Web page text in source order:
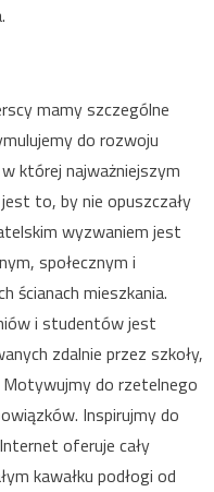
mamy szczególne
do rozwoju
której najważniejszym
to, by nie opuszczały
wyzwaniem jest
społecznym i
ścianach mieszkania.
i studentów jest
zdalnie przez szkoły,
Motywujmy do rzetelnego
Inspirujmy do
oferuje cały
kawałku podłogi od